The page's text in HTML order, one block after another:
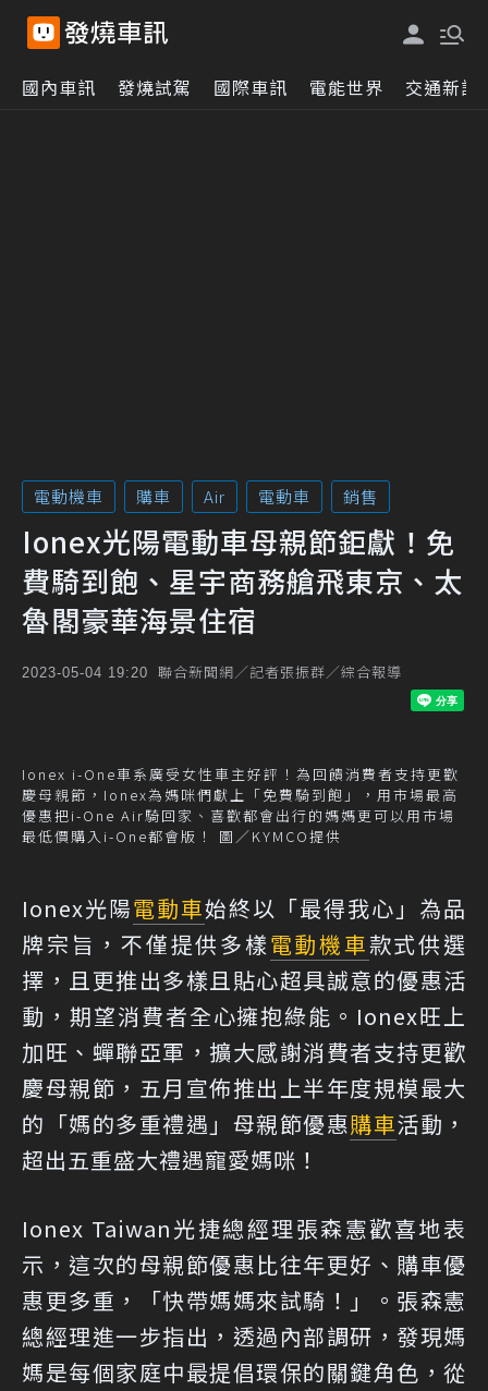
國內車訊 發燒試駕 國際車訊 電能世界 交通新訊
電動機車 購車 Air 電動車 銷售
Ionex光陽電動車母親節鉅獻！免
費騎到飽、星宇商務艙飛東京、太
魯閣豪華海景住宿
2023-05-04 19:20 聯合新聞網／記者張振群／綜合報導
Ionex i-One車系廣受女性車主好評！為回饋消費者支持更歡
慶母親節，Ionex為媽咪們獻上「免費騎到飽」，用市場最高
優惠把i-One Air騎回家、喜歡都會出行的媽媽更可以用市場
最低價購入i-One都會版！ 圖／KYMCO提供
Ionex光陽電動車始終以「最得我心」為品
牌宗旨，不僅提供多樣電動機車款式供選
擇，且更推出多樣且貼心超具誠意的優惠活
動，期望消費者全心擁抱綠能。Ionex旺上
加旺、蟬聯亞軍，擴大感謝消費者支持更歡
慶母親節，五月宣佈推出上半年度規模最大
的「媽的多重禮遇」母親節優惠購車活動，
超出五重盛大禮遇寵愛媽咪！
Ionex Taiwan光捷總經理張森憲歡喜地表
示，這次的母親節優惠比往年更好、購車優
惠更多重，「快帶媽媽來試騎！」。張森憲
總經理進一步指出，透過內部調研，發現媽
媽是每個家庭中最提倡環保的關鍵角色，從